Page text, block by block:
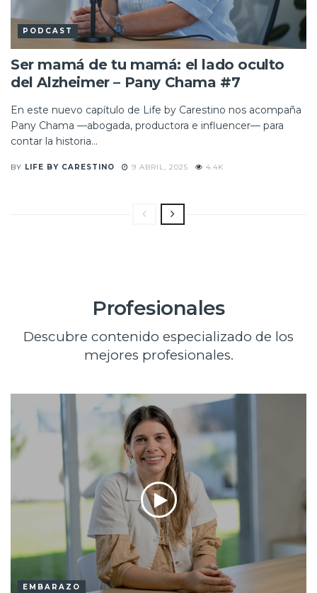
PODCAST
Ser mamá de tu mamá: el lado oculto
del Alzheimer – Pany Chama #7
En este nuevo capítulo de Life by Carestino nos acompaña
Pany Chama —abogada, productora e influencer— para
contar la historia...
BY LIFE BY CARESTINO 9 ABRIL, 2025 4.4K
Profesionales
Descubre contenido especializado de los
mejores profesionales.
EMBARAZO